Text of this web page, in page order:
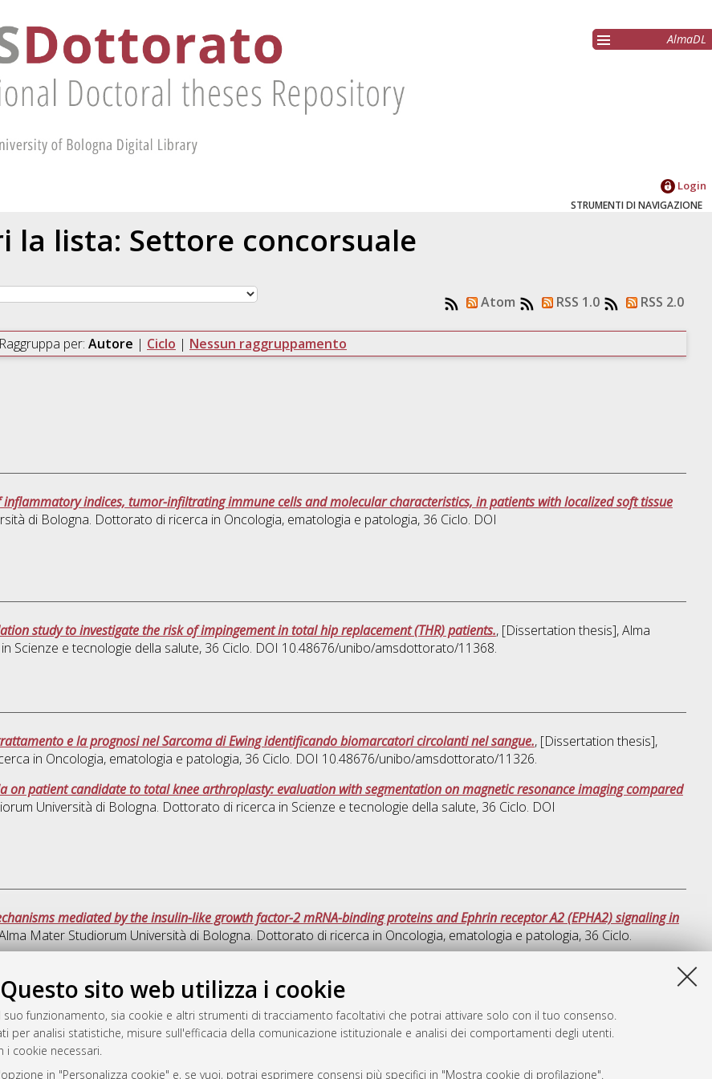
Questo sito web utilizza i cookie
funzionamento, sia cookie e altri strumenti di tracciamento facoltativi che potrai attivare solo con il tuo consenso.
per analisi statistiche, misure sull'efficacia della comunicazione istituzionale e analisi dei comportamenti degli utenti.
i cookie necessari.
in "Personalizza cookie" e, se vuoi, potrai esprimere consensi più specifici in "Mostra cookie di profilazione".
AlmaDL
Login
STRUMENTI DI NAVIGAZIONE
la lista: Settore concorsuale
Atom RSS 1.0 RSS 2.0
Raggruppa per: Autore | Ciclo | Nessun raggruppamento
indices, tumor-infiltrating immune cells and molecular characteristics, in patients with localized soft tissue
di Bologna. Dottorato di ricerca in Oncologia, ematologia e patologia, 36 Ciclo. DOI
study to investigate the risk of impingement in total hip replacement (THR) patients., [Dissertation thesis], Alma
Scienze e tecnologie della salute, 36 Ciclo. DOI 10.48676/unibo/amsdottorato/11368.
e la prognosi nel Sarcoma di Ewing identificando biomarcatori circolanti nel sangue., [Dissertation thesis],
in Oncologia, ematologia e patologia, 36 Ciclo. DOI 10.48676/unibo/amsdottorato/11326.
on patient candidate to total knee arthroplasty: evaluation with segmentation on magnetic resonance imaging compared
Università di Bologna. Dottorato di ricerca in Scienze e tecnologie della salute, 36 Ciclo. DOI
mediated by the insulin-like growth factor-2 mRNA-binding proteins and Ephrin receptor A2 (EPHA2) signaling in
Mater Studiorum Università di Bologna. Dottorato di ricerca in Oncologia, ematologia e patologia, 36 Ciclo.
Fri Aug 7 20:39:36 2026 CEST.
e gestito da